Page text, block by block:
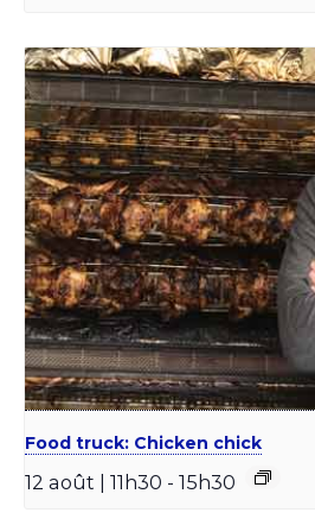
Food truck: Chicken chick
12 août | 11h30 - 15h30